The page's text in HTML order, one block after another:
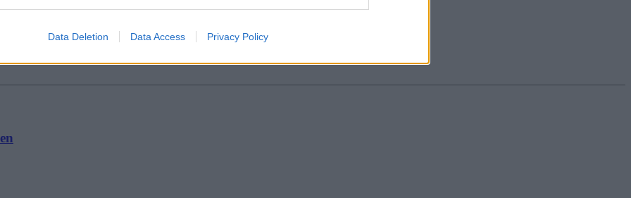
Data Deletion Data Access Privacy Policy
időszak az egyetemeken